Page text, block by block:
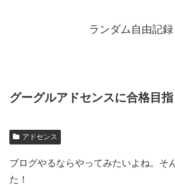
ランダム自由記録
グーグルアドセンスに合格目指
アドセンス
ブログやるならやってみたいよね。そ
た！